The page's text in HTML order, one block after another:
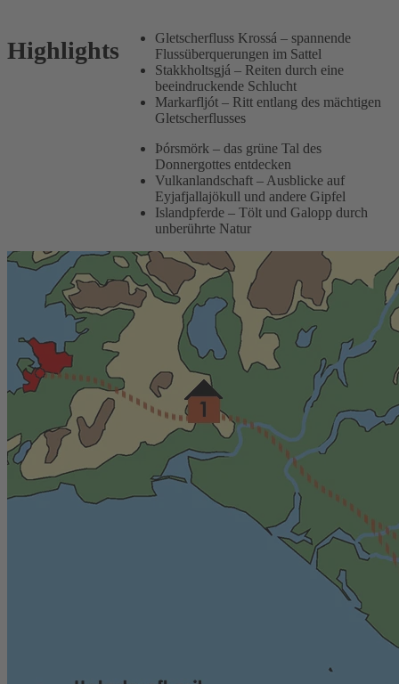
Highlights
Gletscherfluss Krossá – spannende
Flussüberquerungen im Sattel
Stakkholtsgjá – Reiten durch eine
beeindruckende Schlucht
Markarfljót – Ritt entlang des mächtigen
Gletscherflusses
Þórsmörk – das grüne Tal des
Donnergottes entdecken
Vulkanlandschaft – Ausblicke auf
Eyjafjallajökull und andere Gipfel
Islandpferde – Tölt und Galopp durch
unberührte Natur